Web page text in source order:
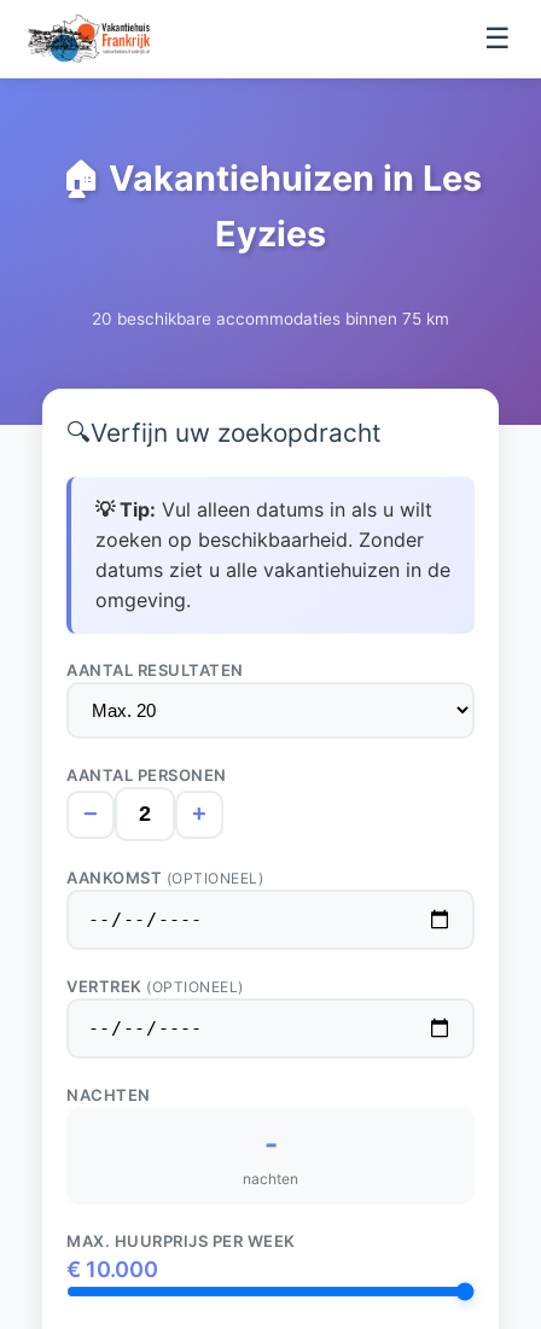
☰
🏠 Vakantiehuizen in Les
Eyzies
20 beschikbare accommodaties binnen 75 km
🔍Verfijn uw zoekopdracht
💡 Tip: Vul alleen datums in als u wilt
zoeken op beschikbaarheid. Zonder
datums ziet u alle vakantiehuizen in de
omgeving.
AANTAL RESULTATEN
AANTAL PERSONEN
− +
AANKOMST (OPTIONEEL)
VERTREK (OPTIONEEL)
NACHTEN
-
nachten
MAX. HUURPRIJS PER WEEK
€ 10.000